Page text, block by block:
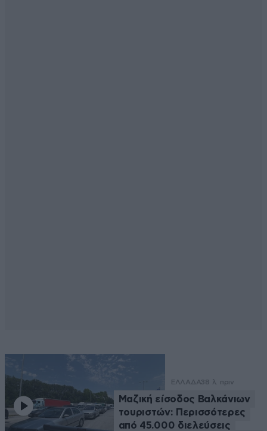
ΕΛΛΑΔΑ38 λ. πριν
Μαζική είσοδος Βαλκάνιων
τουριστών: Περισσότερες
από 45.000 διελεύσεις